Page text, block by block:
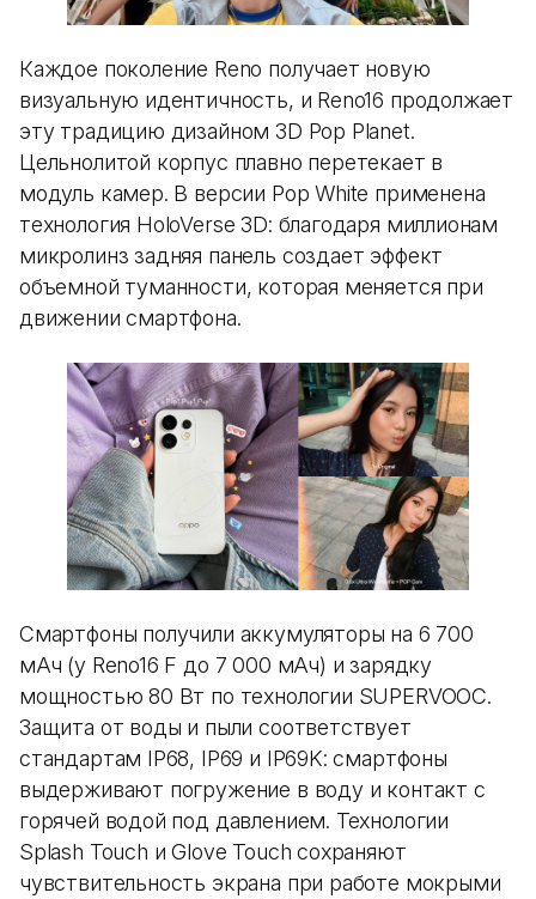
Каждое поколение Reno получает новую
визуальную идентичность, и Reno16 продолжает
эту традицию дизайном 3D Pop Planet.
Цельнолитой корпус плавно перетекает в
модуль камер. В версии Pop White применена
технология HoloVerse 3D: благодаря миллионам
микролинз задняя панель создает эффект
объемной туманности, которая меняется при
движении смартфона.
Смартфоны получили аккумуляторы на 6 700
мАч (у Reno16 F до 7 000 мАч) и зарядку
мощностью 80 Вт по технологии SUPERVOOC.
Защита от воды и пыли соответствует
стандартам IP68, IP69 и IP69K: смартфоны
выдерживают погружение в воду и контакт с
горячей водой под давлением. Технологии
Splash Touch и Glove Touch сохраняют
чувствительность экрана при работе мокрыми